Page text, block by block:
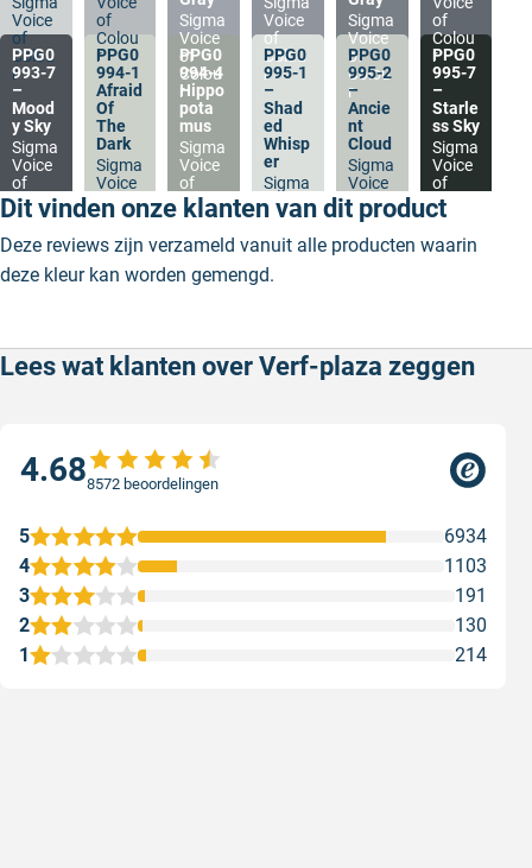
Voice
of
Colou
r
of
Colou
r
Sigma
Voice
of
Colou
r
Voice
of
Colou
r
Sigma
Voice
of
Colou
r
of
Colou
r
PPG0
993-7
–
Mood
y Sky
Sigma
Voice
of
Colou
r
PPG0
994-1
Afraid
Of
The
Dark
Sigma
Voice
of
Colou
PPG0
994-4
Hippo
pota
mus
Sigma
Voice
of
Colou
r
PPG0
995-1
–
Shad
ed
Whisp
er
Sigma
Voice
of
Colou
r
PPG0
995-2
–
Ancie
nt
Cloud
Sigma
Voice
of
Colou
PPG0
995-7
–
Starle
ss Sky
Sigma
Voice
of
Colou
r
Dit vinden onze klanten van dit product
Deze reviews zijn verzameld vanuit alle producten waarin
deze kleur kan worden gemengd.
Lees wat klanten over Verf-plaza zeggen
4.688572 beoordelingen
1 214
2 130
3 191
4 1103
5 6934